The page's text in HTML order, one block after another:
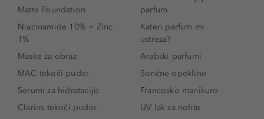
Matte Foundation
Niacinamide 10% + Zinc
1%
Maske za obraz
MAC tekoči puder
Serumi za hidratacijo
Clarins tekoči puder
parfum
Kateri parfum mi
ustreza?
Arabski parfumi
Sončne opekline
Francosko manikuro
UV lak za nohte